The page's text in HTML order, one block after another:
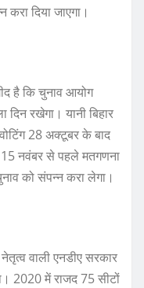
करा दिया जाएगा।
है कि चुनाव आयोग
दिन रखेगा। यानी बिहार
28 अक्टूबर के बाद
15 नवंबर से पहले मतगणना
को संपन्न करा लेगा।
वाली एनडीए सरकार
2020 में राजद 75 सीटों